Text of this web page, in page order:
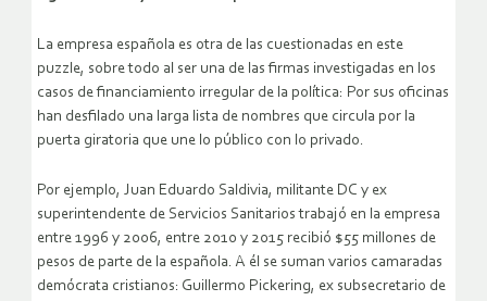
La empresa española es otra de las cuestionadas en este
puzzle, sobre todo al ser una de las firmas investigadas en los
casos de financiamiento irregular de la política: Por sus oficinas
han desfilado una larga lista de nombres que circula por la
puerta giratoria que une lo público con lo privado.
Por ejemplo, Juan Eduardo Saldivia, militante DC y ex
superintendente de Servicios Sanitarios trabajó en la empresa
entre 1996 y 2006, entre 2010 y 2015 recibió $55 millones de
pesos de parte de la española. A él se suman varios camaradas
demócrata cristianos: Guillermo Pickering, ex subsecretario de